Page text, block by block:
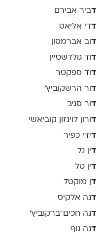
דביר אבירם
דדי אליאס
דוב אברמסון
דוד גולדשטיין
דוד ספקטר
דור הרשקוביץ׳
דור סגיב
דורון לוינזון קוביאשי
דידי כפיר
דין גל
דין טל
דן מוקטל
דנה אלקיס
דנה חכים־ברקוביץ׳
דנה נוף